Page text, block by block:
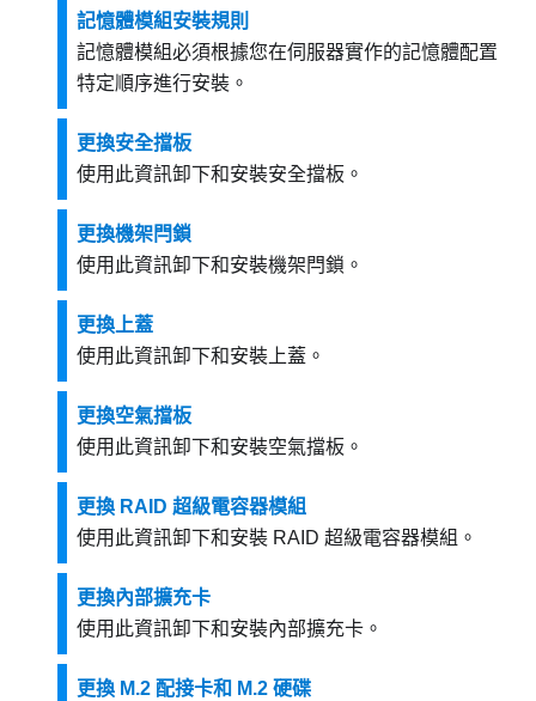
記憶體模組安裝規則
記憶體模組必須根據您在伺服器實作的記憶體配置
特定順序進行安裝。
更換安全擋板
使用此資訊卸下和安裝安全擋板。
更換機架閂鎖
使用此資訊卸下和安裝機架閂鎖。
更換上蓋
使用此資訊卸下和安裝上蓋。
更換空氣擋板
使用此資訊卸下和安裝空氣擋板。
更換 RAID 超級電容器模組
使用此資訊卸下和安裝 RAID 超級電容器模組。
更換內部擴充卡
使用此資訊卸下和安裝內部擴充卡。
更換 M.2 配接卡和 M.2 硬碟